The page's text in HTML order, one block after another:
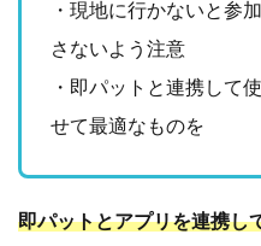
・現地に行かないと参
さないよう注意
・即パットと連携して
せて最適なものを
即パットとアプリを連携し